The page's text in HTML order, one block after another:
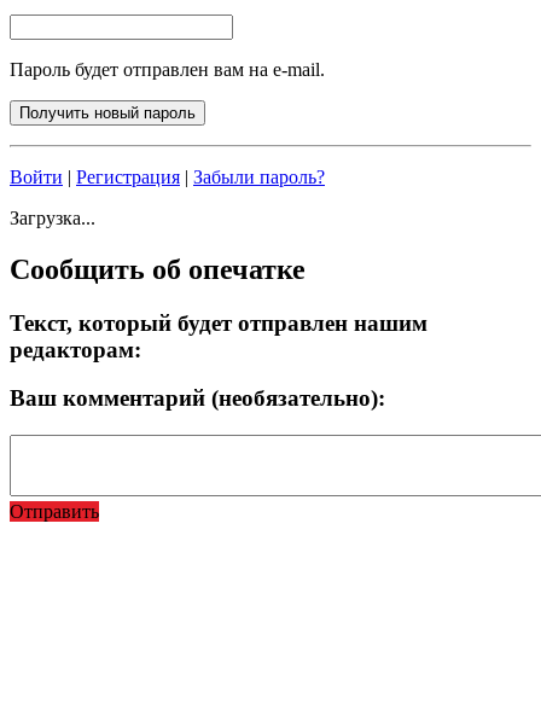
Пароль будет отправлен вам на e-mail.
Войти | Регистрация | Забыли пароль?
Загрузка...
Сообщить об опечатке
Текст, который будет отправлен нашим
редакторам:
Ваш комментарий (необязательно):
Отправить